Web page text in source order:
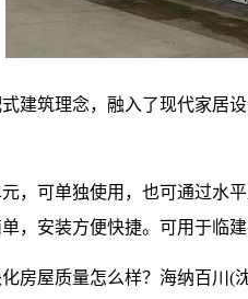
建筑理念，融入了现代家
，可单独使用，也可通过水
，安装方便快捷。可用于临
房屋质量怎么样？海纳百